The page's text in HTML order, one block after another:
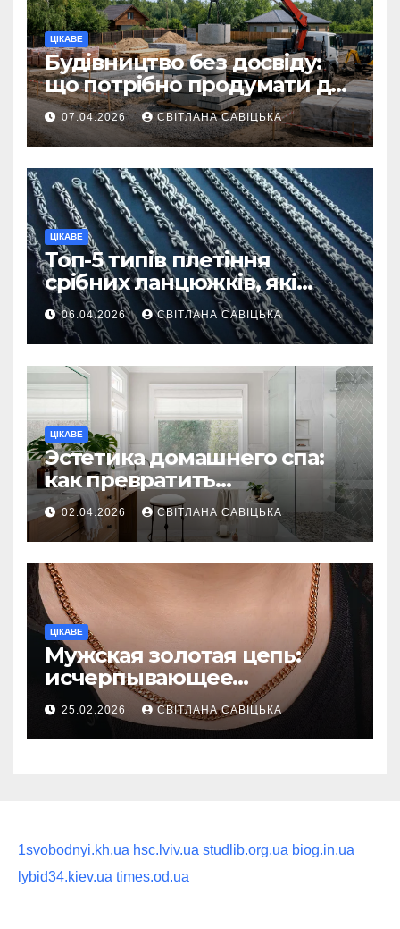
ЦІКАВЕ
Будівництво без досвіду:
що потрібно продумати до
першої доставки на
ділянку
07.04.2026 СВІТЛАНА САВІЦЬКА
ЦІКАВЕ
Топ-5 типів плетіння
срібних ланцюжків, які
вважаються
найнадійнішими
06.04.2026 СВІТЛАНА САВІЦЬКА
ЦІКАВЕ
Эстетика домашнего спа:
как превратить
ежедневную гигиену в
восстанавливающий
ритуал
02.04.2026 СВІТЛАНА САВІЦЬКА
ЦІКАВЕ
Мужская золотая цепь:
исчерпывающее
руководство по выбору
статусного украшения
25.02.2026 СВІТЛАНА САВІЦЬКА
1svobodnyi.kh.ua hsc.lviv.ua studlib.org.ua biog.in.ua
lybid34.kiev.ua times.od.ua